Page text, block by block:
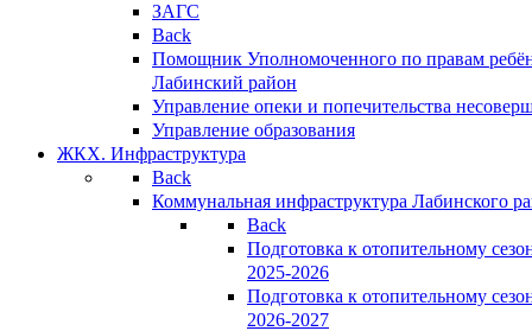
ЗАГС
Back
Помощник Уполномоченного по правам
Лабинский район
Управление опеки и попечительства
Управление образования
ЖКХ. Инфраструктура
Back
Коммунальная инфраструктура Лабинского
Back
Подготовка к отопительному
2025-2026
Подготовка к отопительному
2026-2027